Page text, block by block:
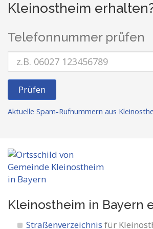
Kleinostheim
Telefonnummer prüfen
Prüfen
Aktuelle Spam-Rufnummern aus
Kleinostheim in Bayern
Straßenverzeichnis für